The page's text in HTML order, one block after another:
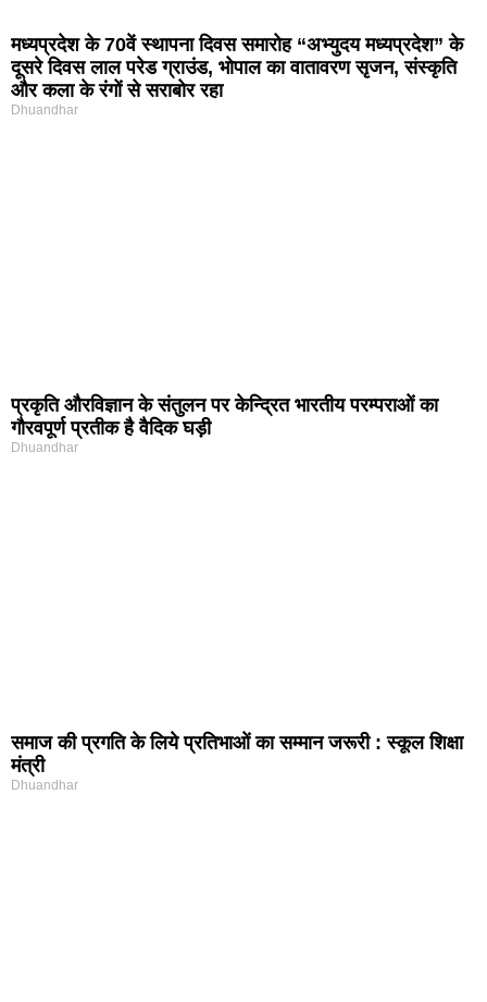
मध्यप्रदेश के 70वें स्थापना दिवस समारोह “अभ्युदय मध्यप्रदेश” के
दूसरे दिवस लाल परेड ग्राउंड, भोपाल का वातावरण सृजन, संस्कृति
और कला के रंगों से सराबोर रहा
Dhuandhar
प्रकृति और‍विज्ञान के संतुलन पर केन्द्रित भारतीय परम्पराओं का
गौरवपूर्ण प्रतीक है वैदिक घड़ी
Dhuandhar
समाज की प्रगति के लिये प्रतिभाओं का सम्मान जरूरी : स्कूल शिक्षा
मंत्री
Dhuandhar